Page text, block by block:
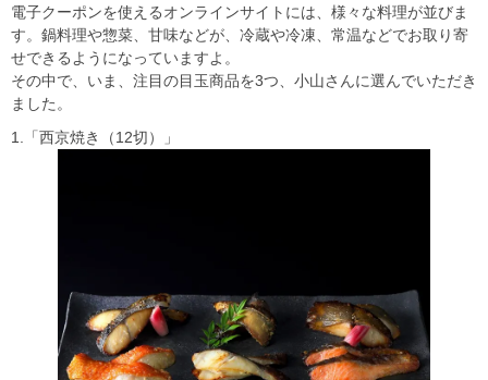
電子クーポンを使えるオンラインサイトには、様々な料理が並びま
す。鍋料理や惣菜、甘味などが、冷蔵や冷凍、常温などでお取り寄
せできるようになっていますよ。
その中で、いま、注目の目玉商品を3つ、小山さんに選んでいただき
ました。
1.「西京焼き（12切）」